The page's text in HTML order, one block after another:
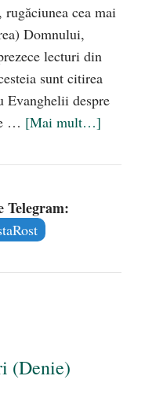
cea mai
Domnului,
lecturi din
sunt citirea
Evanghelii despre
… [Mai mult…]
Telegram:
(Denie)